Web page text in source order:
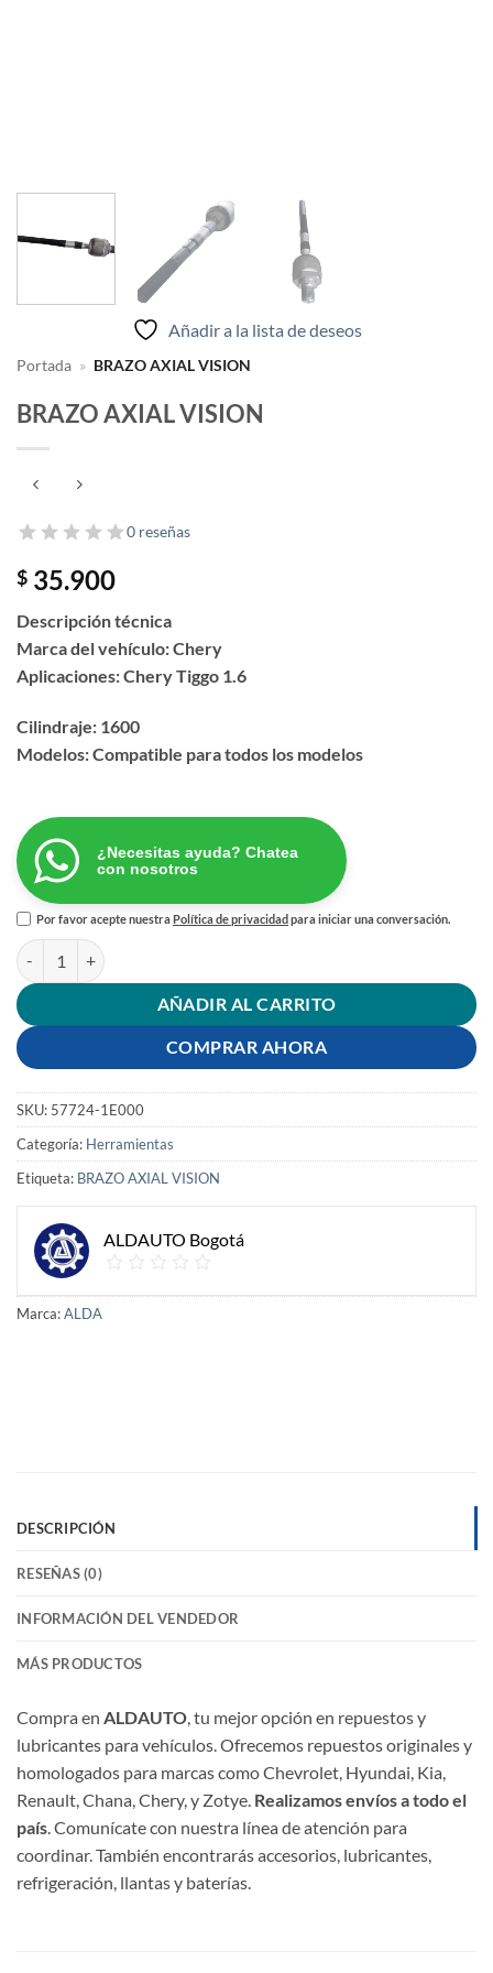
Añadir a la lista de deseos
Portada » BRAZO AXIAL VISION
BRAZO AXIAL VISION
0 reseñas
$ 35.900
Descripción técnica
Marca del vehículo: Chery
Aplicaciones: Chery Tiggo 1.6
Cilindraje: 1600
Modelos: Compatible para todos los modelos
¿Necesitas ayuda? Chatea
con nosotros
Por favor acepte nuestraPolítica de privacidad para iniciar una conversación.
BRAZO AXIAL VISION cantidad
AÑADIR AL CARRITO
COMPRAR AHORA
SKU: 57724-1E000
Categoría: Herramientas
Etiqueta: BRAZO AXIAL VISION
ALDAUTO Bogotá
Marca:ALDA
DESCRIPCIÓN
RESEÑAS (0)
INFORMACIÓN DEL VENDEDOR
MÁS PRODUCTOS
Compra en ALDAUTO , tu mejor opción en repuestos y
lubricantes para vehículos. Ofrecemos repuestos originales y
homologados para marcas como Chevrolet, Hyundai, Kia,
Renault, Chana, Chery, y Zotye. Realizamos envíos a todo el
país . Comunícate con nuestra línea de atención para
coordinar. También encontrarás accesorios, lubricantes,
refrigeración, llantas y baterías.